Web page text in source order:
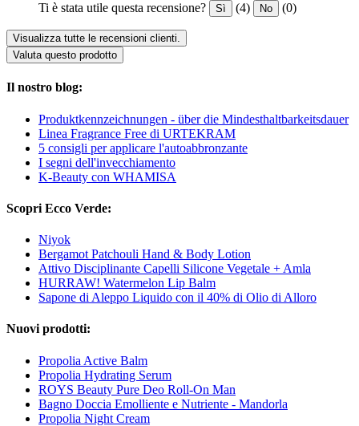
Ti è stata utile questa recensione? Sì (4) No (0)
Visualizza tutte le recensioni clienti.
Valuta questo prodotto
Il nostro blog:
Produktkennzeichnungen - über die Mindesthaltbarkeitsdauer
Linea Fragrance Free di URTEKRAM
5 consigli per applicare l'autoabbronzante
I segni dell'invecchiamento
K-Beauty con WHAMISA
Scopri Ecco Verde:
Niyok
Bergamot Patchouli Hand & Body Lotion
Attivo Disciplinante Capelli Silicone Vegetale + Amla
HURRAW! Watermelon Lip Balm
Sapone di Aleppo Liquido con il 40% di Olio di Alloro
Nuovi prodotti:
Propolia Active Balm
Propolia Hydrating Serum
ROYS Beauty Pure Deo Roll-On Man
Bagno Doccia Emolliente e Nutriente - Mandorla
Propolia Night Cream